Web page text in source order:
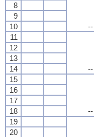
--
8
9
10
11
--
12
13
14
15
--
16
17
18
19
20